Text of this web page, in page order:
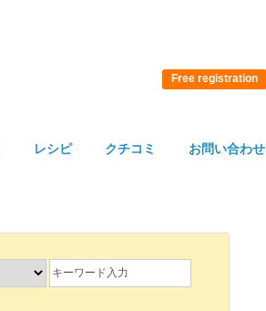
レシピ クチコミ お問い合わせ
Free registration